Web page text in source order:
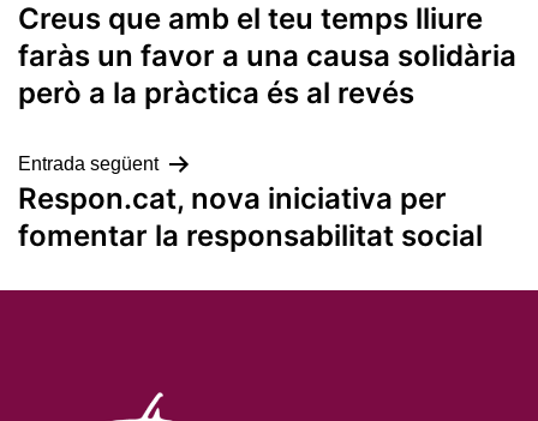
d'entrades
Creus que amb el teu temps lliure
faràs un favor a una causa solidària
però a la pràctica és al revés
Entrada següent
Respon.cat, nova iniciativa per
fomentar la responsabilitat social